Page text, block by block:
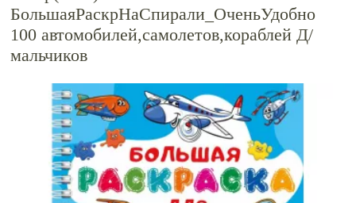
БольшаяРаскрНаСпирали_ОченьУдобно
100 автомобилей,самолетов,кораблей Д/
мальчиков